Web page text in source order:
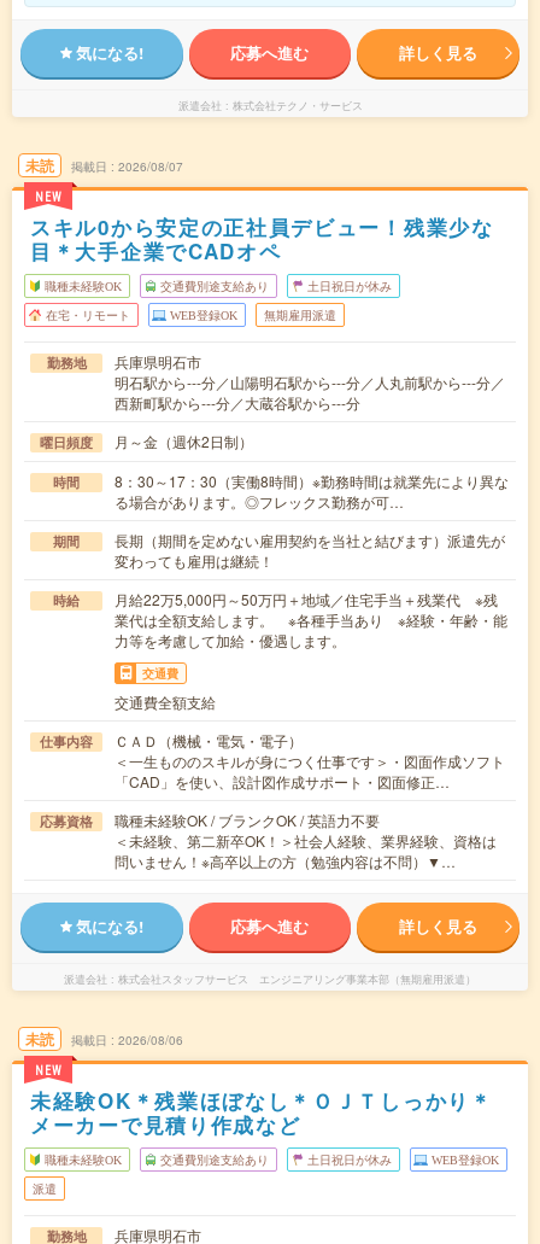
気になる! 応募へ進む 詳しく見る
派遣会社 株式会社テクノ・サービス
未読
NEW
掲載日 2026/08/07
スキル0から安定の正社員デビュー！残業少な
目＊大手企業でCADオペ
職種未経験OK 交通費別途支給あり 土日祝日が休み
在宅・リモート WEB登録OK 無期雇用派遣
勤務地
兵庫県明石市
明石駅から---分／山陽明石駅から---分／人丸前駅から---分／
西新町駅から---分／大蔵谷駅から---分
曜日頻度 月～金（週休2日制）
時間
8：30～17：30（実働8時間）※勤務時間は就業先により異な
る場合があります。◎フレックス勤務が可…
期間
長期（期間を定めない雇用契約を当社と結びます）派遣先が
変わっても雇用は継続！
時給
月給22万5,000円～50万円＋地域／住宅手当＋残業代 ※残
業代は全額支給します。 ※各種手当あり ※経験・年齢・能
力等を考慮して加給・優遇します。
交通費
交通費全額支給
仕事内容
ＣＡＤ（機械・電気・電子）
＜一生もののスキルが身につく仕事です＞・図面作成ソフト
「CAD」を使い、設計図作成サポート・図面修正…
応募資格
職種未経験OK / ブランクOK / 英語力不要
＜未経験、第二新卒OK！＞社会人経験、業界経験、資格は
問いません！※高卒以上の方（勉強内容は不問）▼…
気になる! 応募へ進む 詳しく見る
派遣会社 株式会社スタッフサービス エンジニアリング事業本部（無期雇用派遣）
未読
NEW
掲載日 2026/08/06
未経験OK＊残業ほぼなし＊ＯＪＴしっかり＊
メーカーで見積り作成など
職種未経験OK 交通費別途支給あり 土日祝日が休み WEB登録OK
派遣
勤務地
兵庫県明石市